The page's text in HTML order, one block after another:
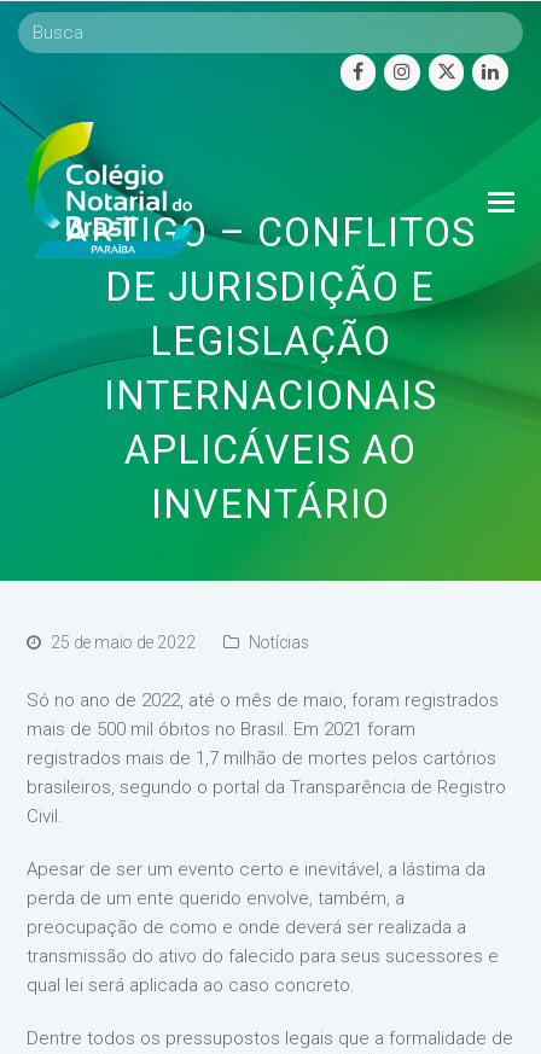
facebookinstagram
twitter
ARTIGO – CONFLITOS
DE JURISDIÇÃO E
LEGISLAÇÃO
INTERNACIONAIS
APLICÁVEIS AO
INVENTÁRIO
25 de maio de 2022 Notícias
Só no ano de 2022, até o mês de maio, foram registrados
mais de 500 mil óbitos no Brasil. Em 2021 foram
registrados mais de 1,7 milhão de mortes pelos cartórios
brasileiros, segundo o portal da Transparência de Registro
Civil.
Apesar de ser um evento certo e inevitável, a lástima da
perda de um ente querido envolve, também, a
preocupação de como e onde deverá ser realizada a
transmissão do ativo do falecido para seus sucessores e
qual lei será aplicada ao caso concreto.
Dentre todos os pressupostos legais que a formalidade de